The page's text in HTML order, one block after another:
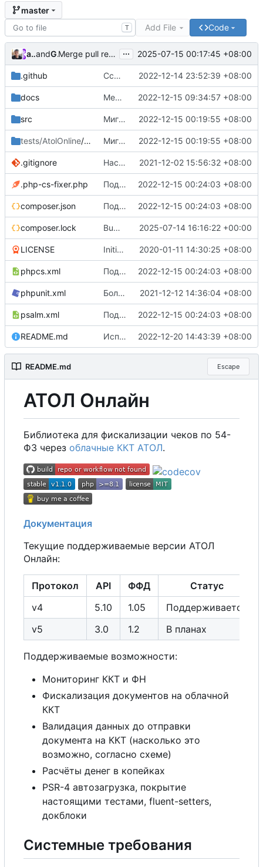
master
T Add File Code
anthonyand GitHub Merge pull request #30from anthonyaxenov/
... 2025-07-15 00:17:45 +08:00
.github Ссылки на пожертвования 2022-12-14 23:52:39 +08:00
docs Мелочи по докам, TODO в README 2022-12-15 09:34:57 +08:00
src Миграция на php8.1 2022-12-15 00:19:55 +08:00
tests/AtolOnline/Tests Миграция на php8.1 2022-12-15 00:19:55 +08:00
.gitignore Настройка gh-actions для работы с codecov.io 2021-12-02 15:56:32 +08:00
.php-cs-fixer.php Подчищен composer.json 2022-12-15 00:24:03 +08:00
composer.json Подчищен composer.json 2022-12-15 00:24:03 +08:00
composer.lock Bump symfony/process from 6.2.0 to 6.4.20 2025-07-14 16:16:22 +00:00
LICENSE Initial commit, v0.1.0-b 2020-01-11 14:30:25 +08:00
phpcs.xml Подчищен composer.json 2022-12-15 00:24:03 +08:00
phpunit.xml Более корректный порядок тестов 2021-12-12 14:36:04 +08:00
psalm.xml Подчищен composer.json 2022-12-15 00:24:03 +08:00
README.md Исправлен бейджик build (ci) 2022-12-20 14:43:39 +08:00
README.md Escape
АТОЛ Онлайн
Библиотека для фискализации чеков по 54-
ФЗ через облачные ККТ АТОЛ.
Документация
Текущие поддерживаемые версии АТОЛ
Онлайн:
Протокол API ФФД
Статус
v4
5.10 1.05
Поддерживается
v5
3.0 1.2 В планах
Поддерживаемые возможности:
Мониторинг ККТ и ФН
Фискализация документов на облачной
ККТ
Валидация данных до отправки
документа на ККТ (насколько это
возможно, согласно схеме)
Расчёты денег в копейках
PSR-4 автозагрузка, покрытие
настоящими тестами, fluent-setters,
докблоки
Системные требования